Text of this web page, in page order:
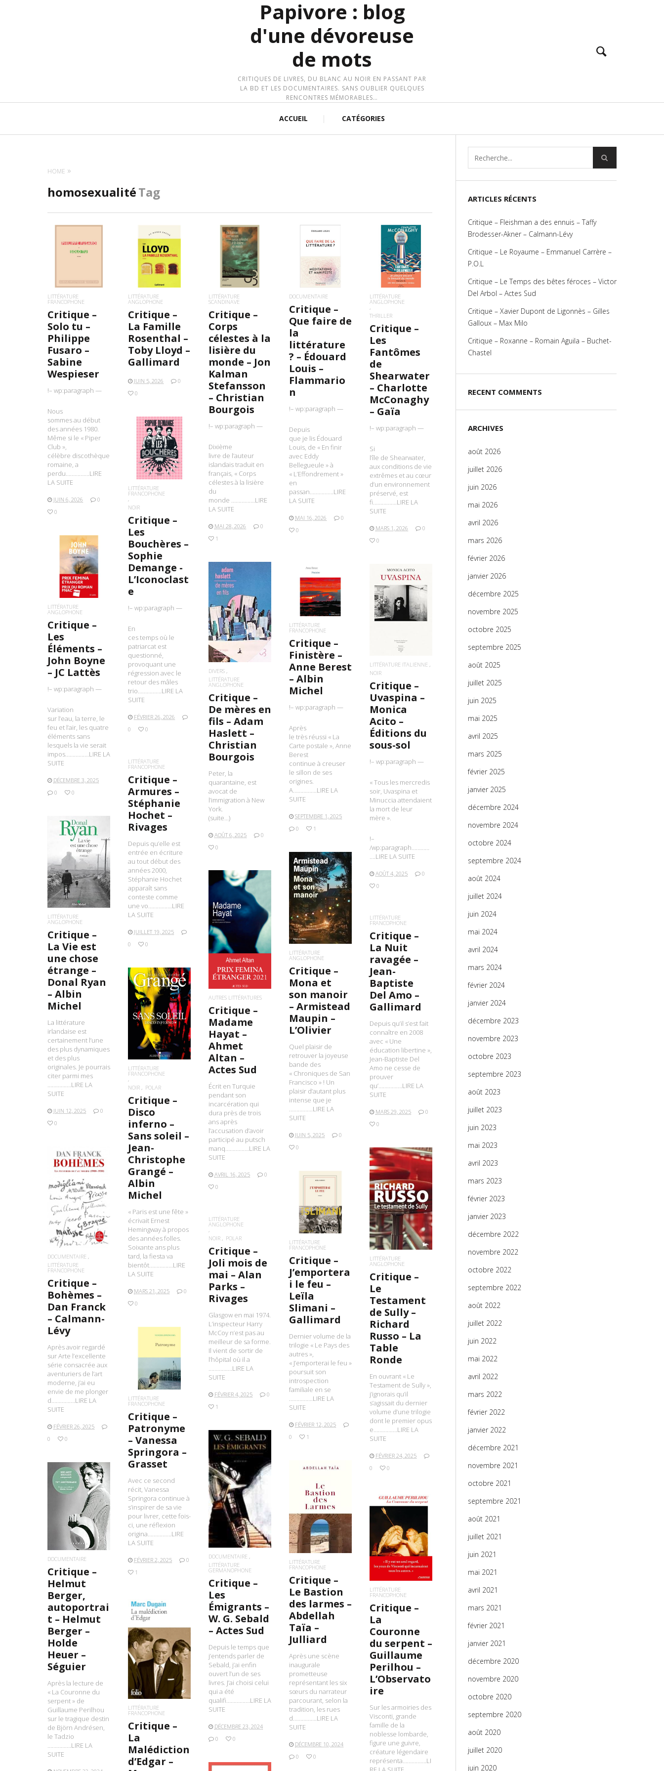
Papivore : blog
d'une dévoreuse
de mots
CRITIQUES DE LIVRES, DU BLANC AU NOIR EN PASSANT PAR
LA BD ET LES DOCUMENTAIRES. SANS OUBLIER QUELQUES
RENCONTRES MÉMORABLES…
ACCUEIL CATÉGORIES
HOME
homosexualitéTag
LIRE LA SUITE
LITTÉRATURE
FRANCOPHONE
Critique –
Solo tu –
Philippe
Fusaro –
Sabine
Wespieser
!– wp:paragraph —
Nous
sommes au début
des années 1980.
Même si le « Piper
Club »,
célèbre discothèque
romaine, a
perdu…………….LIRE
LA SUITE
JUIN 6, 2026
0
0
LIRE LA SUITE
LITTÉRATURE
ANGLOPHONE
Critique –
La Famille
Rosenthal –
Toby Lloyd –
Gallimard
JUIN 5, 2026
0
0
LIRE LA SUITE
LITTÉRATURE
SCANDINAVE
Critique –
Corps
célestes à la
lisière du
monde – Jon
Kalman
Stefansson
– Christian
Bourgois
!– wp:paragraph —
Dixième
livre de l’auteur
islandais traduit en
français, « Corps
célestes à la lisière
du
monde …………….LIRE
LA SUITE
MAI 28, 2026
0
1
LIRE LA SUITE
DOCUMENTAIRE
Critique –
Que faire de
la
littérature
? – Édouard
Louis –
Flammario
n
!– wp:paragraph —
Depuis
que je lis Édouard
Louis, de « En finir
avec Eddy
Bellegueule » à
« L’Effondrement »
en
passan…………….LIRE
LA SUITE
MAI 16, 2026
0
0
LIRE LA SUITE
LITTÉRATURE
ANGLOPHONE
THRILLER
Critique –
Les
Fantômes
de
Shearwater
– Charlotte
McConaghy
– Gaïa
!– wp:paragraph —
Si
l’île de Shearwater,
aux conditions de vie
extrêmes et au cœur
d’un environnement
préservé, est
fi…………….LIRE LA
SUITE
MARS 1, 2026
0
0
LIRE LA SUITE
LITTÉRATURE
FRANCOPHONE
NOIR
Critique –
Les
Bouchères –
Sophie
Demange -
L’Iconoclast
e
!– wp:paragraph —
En
ces temps où le
patriarcat est
questionné,
provoquant une
régression avec le
retour des mâles
trio…………….LIRE LA
SUITE
FÉVRIER 26, 2026
0
0
LIRE LA SUITE
LITTÉRATURE
ANGLOPHONE
Critique –
Les
Éléments –
John Boyne
– JC Lattès
!– wp:paragraph —
Variation
sur l’eau, la terre, le
feu et l’air, les quatre
éléments sans
lesquels la vie serait
impos…………….LIRE LA
SUITE
DÉCEMBRE 3, 2025
0
0
LIRE LA SUITE
LITTÉRATURE
FRANCOPHONE
Critique –
Finistère –
Anne Berest
– Albin
Michel
!– wp:paragraph —
Après
le très réussi « La
Carte postale », Anne
Berest
continue à creuser
le sillon de ses
origines.
A…………….LIRE LA
SUITE
SEPTEMBRE 1, 2025
0
1
LIRE LA SUITE
DIVERS
LITTÉRATURE
ANGLOPHONE
Critique –
De mères en
fils – Adam
Haslett –
Christian
Bourgois
Peter, la
quarantaine, est
avocat de
l’immigration à New
York.
(suite…)
AOÛT 6, 2025
0
0
LIRE LA SUITE
LITTÉRATURE ITALIENNE
NOIR
Critique –
Uvaspina –
Monica
Acito –
Éditions du
sous-sol
!– wp:paragraph —
« Tous les mercredis
soir, Uvaspina et
Minuccia attendaient
la mort de leur
mère ».
!–
/wp:paragraph…………
….LIRE LA SUITE
AOÛT 4, 2025
0
0
LITTÉRATURE
FRANCOPHONE
Critique –
Armures –
Stéphanie
Hochet –
Rivages
Depuis qu’elle est
entrée en écriture
au tout début des
années 2000,
Stéphanie Hochet
apparaît sans
conteste comme
une vo…………….LIRE
LA SUITE
JUILLET 19, 2025
0
0
LIRE LA SUITE
LITTÉRATURE
ANGLOPHONE
Critique –
La Vie est
une chose
étrange –
Donal Ryan
– Albin
Michel
La littérature
irlandaise est
certainement l’une
des plus dynamiques
et des plus
originales. Je pourrais
citer parmi mes
…………….LIRE LA
SUITE
JUIN 12, 2025
0
0
LIRE LA SUITE
LITTÉRATURE
ANGLOPHONE
Critique –
Mona et
son manoir
– Armistead
Maupin –
L’Olivier
Quel plaisir de
retrouver la joyeuse
bande des
« Chroniques de San
Francisco » ! Un
plaisir d’autant plus
intense que je
…………….LIRE LA
SUITE
JUIN 5, 2025
0
0
LIRE LA SUITE
AUTRES LITTÉRATURES
Critique –
Madame
Hayat –
Ahmet
Altan –
Actes Sud
Écrit en Turquie
pendant son
incarcération qui
dura près de trois
ans après
l’accusation d’avoir
participé au putsch
manq…………….LIRE LA
SUITE
AVRIL 16, 2025
0
0
LITTÉRATURE
FRANCOPHONE
Critique –
La Nuit
ravagée –
Jean-
Baptiste
Del Amo –
Gallimard
Depuis qu’il s’est fait
connaître en 2008
avec « Une
éducation libertine »,
Jean-Baptiste Del
Amo ne cesse de
prouver
qu’…………….LIRE LA
SUITE
MARS 29, 2025
0
0
LIRE LA SUITE
LITTÉRATURE
FRANCOPHONE
NOIR
POLAR
Critique –
Disco
inferno –
Sans soleil –
Jean-
Christophe
Grangé –
Albin
Michel
« Paris est une fête »
écrivait Ernest
Hemingway à propos
des années folles.
Soixante ans plus
tard, la fiesta va
bientôt…………….LIRE
LA SUITE
MARS 21, 2025
0
0
LIRE LA SUITE
DOCUMENTAIRE
LITTÉRATURE
FRANCOPHONE
Critique –
Bohèmes –
Dan Franck
– Calmann-
Lévy
Après avoir regardé
sur Arte l’excellente
série consacrée aux
aventuriers de l’art
moderne, j’ai eu
envie de me plonger
d…………….LIRE LA
SUITE
FÉVRIER 26, 2025
0
0
LIRE LA SUITE
LITTÉRATURE
ANGLOPHONE
Critique –
Le
Testament
de Sully –
Richard
Russo – La
Table
Ronde
En ouvrant « Le
Testament de Sully »,
j’ignorais qu’il
s’agissait du dernier
volume d’une trilogie
dont le premier opus
e…………….LIRE LA
SUITE
FÉVRIER 24, 2025
0
0
LIRE LA SUITE
LITTÉRATURE
FRANCOPHONE
Critique –
J’emportera
i le feu –
Leïla
Slimani –
Gallimard
Dernier volume de la
trilogie « Le Pays des
autres »,
« J’emporterai le feu »
poursuit son
introspection
familiale en se
…………….LIRE LA
SUITE
FÉVRIER 12, 2025
0
1
LITTÉRATURE
ANGLOPHONE
NOIR
POLAR
Critique –
Joli mois de
mai – Alan
Parks –
Rivages
Glasgow en mai 1974.
L’inspecteur Harry
McCoy n’est pas au
meilleur de sa forme.
Il vient de sortir de
l’hôpital où il a
…………….LIRE LA
SUITE
FÉVRIER 4, 2025
0
1
LIRE LA SUITE
LITTÉRATURE
FRANCOPHONE
Critique –
Patronyme
– Vanessa
Springora –
Grasset
Avec ce second
récit, Vanessa
Springora continue à
s’inspirer de sa vie
pour livrer, cette fois-
ci, une réflexion
origina…………….LIRE
LA SUITE
FÉVRIER 2, 2025
0
1
LIRE LA SUITE
DOCUMENTAIRE
LITTÉRATURE
GERMANOPHONE
Critique –
Les
Émigrants –
W. G. Sebald
– Actes Sud
Depuis le temps que
j’entends parler de
Sebald, j’ai enfin
ouvert l’un de ses
livres. J’ai choisi celui
qui a été
qualifi…………….LIRE LA
SUITE
DÉCEMBRE 23, 2024
0
0
LIRE LA SUITE
LITTÉRATURE
FRANCOPHONE
Critique –
Le Bastion
des larmes –
Abdellah
Taïa –
Julliard
Après une scène
inaugurale
prometteuse
représentant les six
sœurs du narrateur
parcourant, selon la
tradition, les rues
d…………….LIRE LA
SUITE
DÉCEMBRE 10, 2024
0
0
LIRE LA SUITE
DOCUMENTAIRE
Critique –
Helmut
Berger,
autoportrai
t – Helmut
Berger –
Holde
Heuer –
Séguier
Après la lecture de
« La Couronne du
serpent » de
Guillaume Perilhou
sur le tragique destin
de Björn Andrésen,
le Tadzio
…………….LIRE LA
SUITE
LIRE LA SUITE
LITTÉRATURE
FRANCOPHONE
Critique –
La
Couronne
du serpent –
Guillaume
Perilhou –
L’Observato
ire
Sur les armoiries des
Visconti, grande
famille de la
noblesse lombarde,
figure une guivre,
créature légendaire
représenta…………….LI
LIRE LA SUITE
LITTÉRATURE
FRANCOPHONE
Critique –
La
Malédiction
d’Edgar –
ARTICLES RÉCENTS
Critique – Fleishman a des ennuis – Taffy
Brodesser-Akner – Calmann-Lévy
Critique – Le Royaume – Emmanuel Carrère –
P.O.L
Critique – Le Temps des bêtes féroces – Victor
Del Arbol – Actes Sud
Critique – Xavier Dupont de Ligonnès – Gilles
Galloux – Max Milo
Critique – Roxanne – Romain Aguila – Buchet-
Chastel
RECENT COMMENTS
ARCHIVES
août 2026
juillet 2026
juin 2026
mai 2026
avril 2026
mars 2026
février 2026
janvier 2026
décembre 2025
novembre 2025
octobre 2025
septembre 2025
août 2025
juillet 2025
juin 2025
mai 2025
avril 2025
mars 2025
février 2025
janvier 2025
décembre 2024
novembre 2024
octobre 2024
septembre 2024
août 2024
juillet 2024
juin 2024
mai 2024
avril 2024
mars 2024
février 2024
janvier 2024
décembre 2023
novembre 2023
octobre 2023
septembre 2023
août 2023
juillet 2023
juin 2023
mai 2023
avril 2023
mars 2023
février 2023
janvier 2023
décembre 2022
novembre 2022
octobre 2022
septembre 2022
août 2022
juillet 2022
juin 2022
mai 2022
avril 2022
mars 2022
février 2022
janvier 2022
décembre 2021
novembre 2021
octobre 2021
septembre 2021
août 2021
juillet 2021
juin 2021
mai 2021
avril 2021
mars 2021
février 2021
janvier 2021
décembre 2020
novembre 2020
octobre 2020
septembre 2020
août 2020
juillet 2020
juin 2020